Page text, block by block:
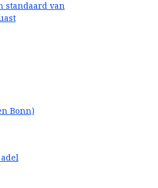
standaard van
Bonn)